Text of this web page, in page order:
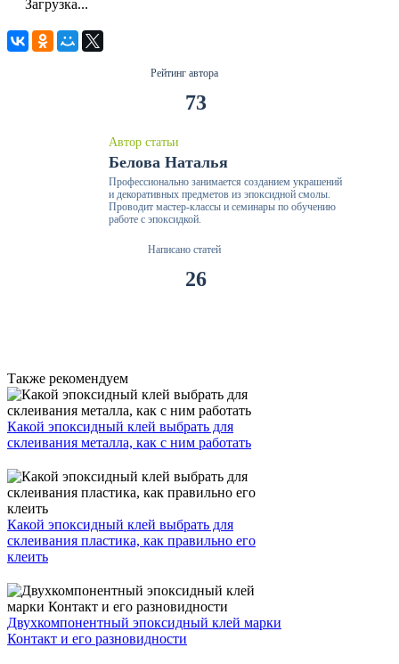
Загрузка...
Рейтинг автора
73
Автор статьи
Белова Наталья
Профессионально занимается созданием украшений
и декоративных предметов из эпоксидной смолы.
Проводит мастер-классы и семинары по обучению
работе с эпоксидкой.
Написано статей
26
Также рекомендуем
Какой эпоксидный клей выбрать для
склеивания металла, как с ним работать
Какой эпоксидный клей выбрать для
склеивания пластика, как правильно его
клеить
Двухкомпонентный эпоксидный клей марки
Контакт и его разновидности